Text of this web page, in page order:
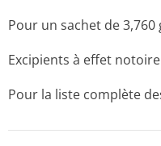
Pour un sachet de 3,760
Excipients à effet
Pour la liste complète